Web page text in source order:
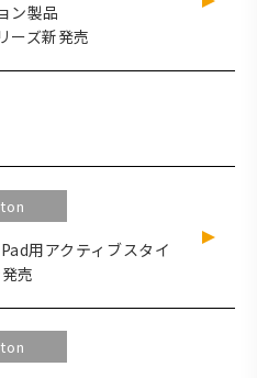
ン製品
ーズ新発売
用アクティブスタイ
売